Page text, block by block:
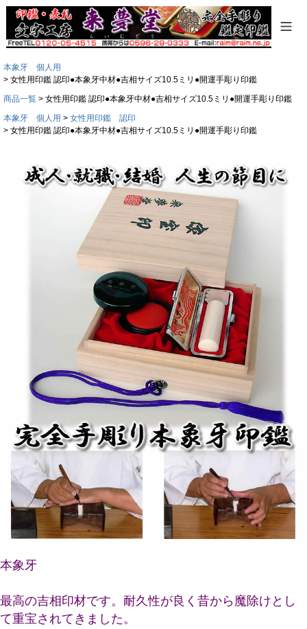
本象牙 個人用
女性用印鑑 認印●本象牙中材●吉相サイズ10.5ミリ●開運手彫り印鑑
商品一覧
女性用印鑑 認印●本象牙中材●吉相サイズ10.5ミリ●開運手彫り印鑑
本象牙 個人用
女性用印鑑 認印
女性用印鑑 認印●本象牙中材●吉相サイズ10.5ミリ●開運手彫り印鑑
本象牙
最高の吉相印材です。耐久性が良く昔から魔除けとし
て重宝されてきました。